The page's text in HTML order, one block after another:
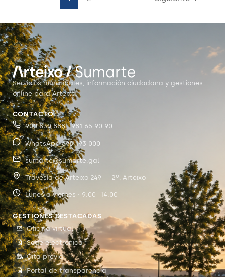
Servicios municipales, información ciudadana y gestiones
online para Arteixo.
CONTACTO
900 830 888 · 981 65 90 90
WhatsApp 698 193 000
sumarte@sumarte.gal
Travesía de Arteixo 249 — 2º, Arteixo
Lunes a viernes · 9:00–14:00
GESTIONES DESTACADAS
Oficina virtual
Sede electrónica
Cita previa
Portal de transparencia